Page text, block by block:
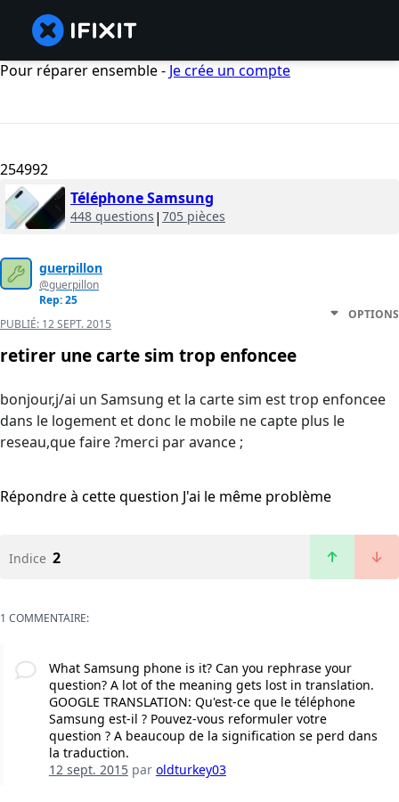
Pour réparer ensemble - Je crée un compte
254992
Téléphone Samsung
448 questions | 705 pièces
guerpillon
@guerpillon
Rep: 25
PUBLIÉ: 12 SEPT. 2015
OPTIONS
retirer une carte sim trop enfoncee
bonjour,j/ai un Samsung et la carte sim est trop enfoncee
dans le logement et donc le mobile ne capte plus le
reseau,que faire ?merci par avance ;
Répondre à cette question J'ai le même problème
Indice 2
1 COMMENTAIRE:
What Samsung phone is it? Can you rephrase your
question? A lot of the meaning gets lost in translation.
GOOGLE TRANSLATION: Qu'est-ce que le téléphone
Samsung est-il ? Pouvez-vous reformuler votre
question ? A beaucoup de la signification se perd dans
la traduction.
12 sept. 2015par oldturkey03